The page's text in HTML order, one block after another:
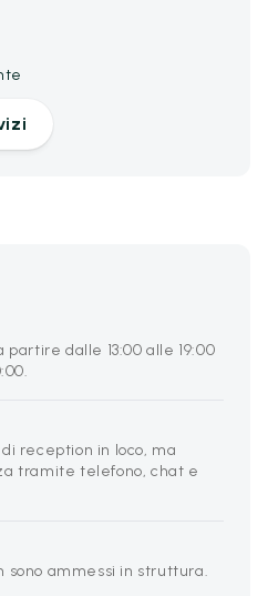
dalle 13:00 alle 19:00
reception in loco, ma
tramite telefono, chat e
sono ammessi in struttura.